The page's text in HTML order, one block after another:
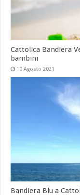
Cattolica Bandiera
bambini
10 Agosto 2021
Bandiera Blu a